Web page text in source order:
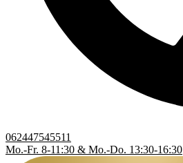
062447545511
Mo.-Fr. 8-11:30 & Mo.-Do. 13:30-16:30